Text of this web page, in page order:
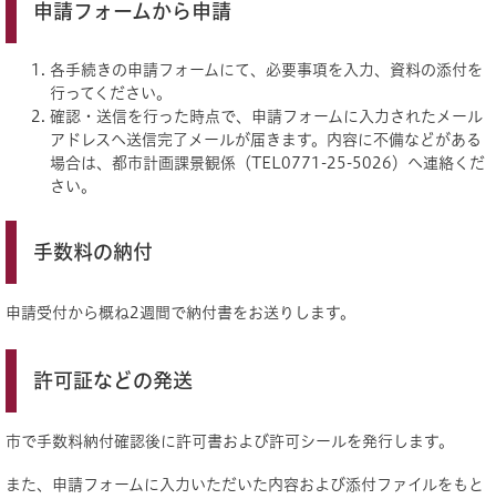
申請フォームから申請
各手続きの申請フォームにて、必要事項を入力、資料の添付を
行ってください。
確認・送信を行った時点で、申請フォームに入力されたメール
アドレスへ送信完了メールが届きます。内容に不備などがある
場合は、都市計画課景観係（TEL0771-25-5026）へ連絡くだ
さい。
手数料の納付
申請受付から概ね2週間で納付書をお送りします。
許可証などの発送
市で手数料納付確認後に許可書および許可シールを発行します。
また、申請フォームに入力いただいた内容および添付ファイルをもと